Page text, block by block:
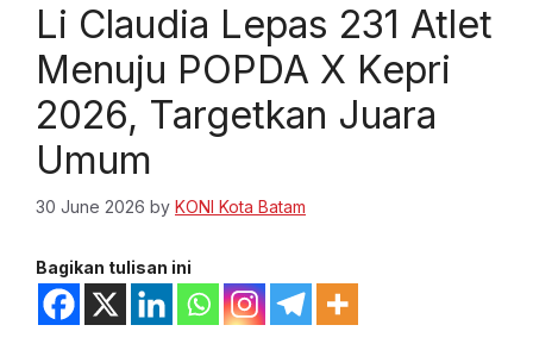
Li Claudia Lepas 231 Atlet
Menuju POPDA X Kepri
2026, Targetkan Juara
Umum
30 June 2026 by KONI Kota Batam
Bagikan tulisan ini